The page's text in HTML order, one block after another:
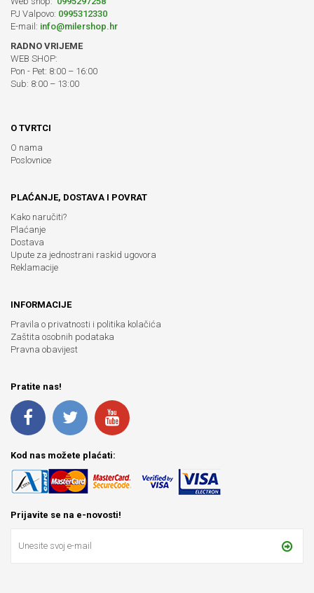
PJ Valpovo: 0995312330
E-mail: info@milershop.hr
RADNO VRIJEME
WEB SHOP:
Pon - Pet: 8:00 – 16:00
Sub: 8:00 – 13:00
O TVRTCI
O nama
Poslovnice
PLAĆANJE, DOSTAVA I POVRAT
Kako naručiti?
Plaćanje
Dostava
Upute za jednostrani raskid ugovora
Reklamacije
INFORMACIJE
Pravila o privatnosti i politika kolačića
Zaštita osobnih podataka
Pravna obavijest
Pratite nas!
Kod nas možete plaćati:
Prijavite se na e-novosti!